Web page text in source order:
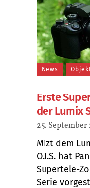
News
Erste
der Lumix
25. September
Mizt dem
O.I.S. hat
Supertele-
Serie